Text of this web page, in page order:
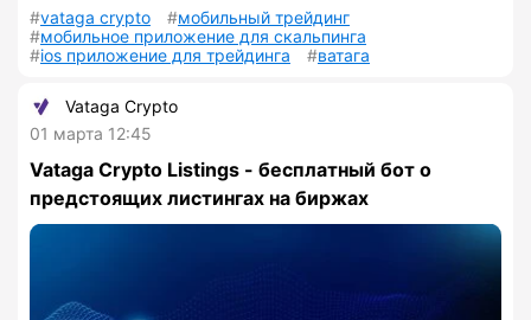
vataga crypto
мобильный трейдинг
мобильное приложение для скальпинга
ios приложение для трейдинга
ватага
Vataga Crypto
01 марта 12:45
Vataga Crypto Listings - бесплатный бот о
предстоящих листингах на биржах